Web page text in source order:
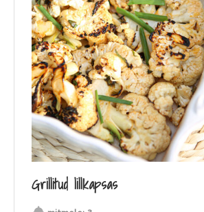
Grillitud lillkapsas